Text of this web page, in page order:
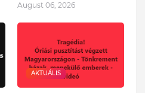
August 06, 2026
AKTUÁLIS